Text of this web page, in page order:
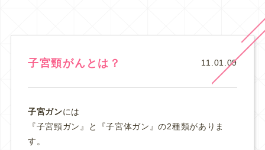
子宮頸がんとは？ 11.01.09
子宮ガンには
『子宮頸ガン』と『子宮体ガン』の2種類がありま
す。